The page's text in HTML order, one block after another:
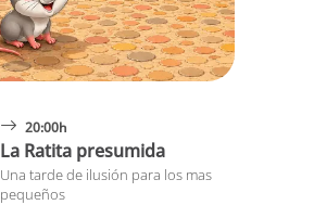
20:00h
La Ratita presumida
Una tarde de ilusión para los mas
pequeños